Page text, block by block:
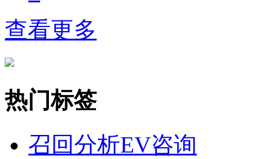
查看更多
热门标签
召回分析EV咨询